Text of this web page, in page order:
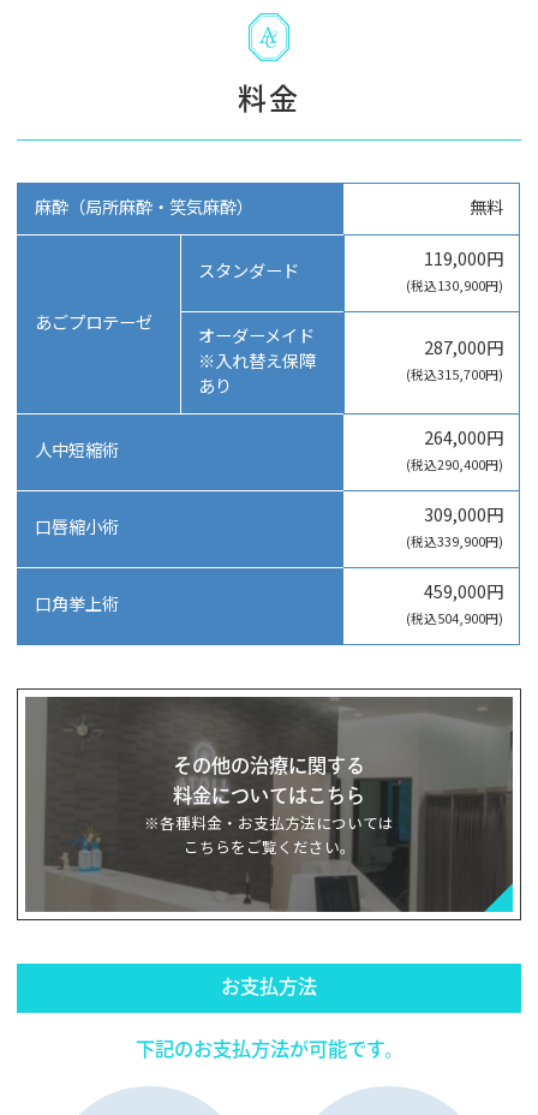
料金
麻酔（局所麻酔・笑気麻酔） 無料
あごプロテーゼ
スタンダード 119,000円
(税込130,900円)
オーダーメイド
※入れ替え保障
あり
287,000円
(税込315,700円)
人中短縮術 264,000円
(税込290,400円)
口唇縮小術 309,000円
(税込339,900円)
口角挙上術 459,000円
(税込504,900円)
その他の治療に関する
料金についてはこちら
※各種料金・お支払方法については
こちらをご覧ください。
お支払方法
下記のお支払方法が可能です。